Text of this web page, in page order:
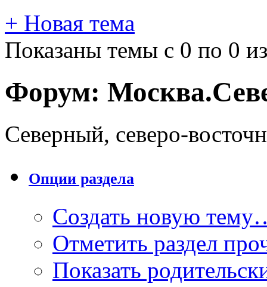
+ Новая тема
Показаны темы с 0 по 0
Форум:
Северный, северо-
Опции раздела
Создать новую
Отметить раздел
Показать